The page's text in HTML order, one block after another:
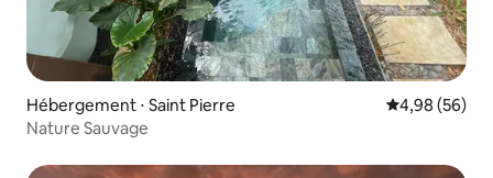
Hébergement ⋅ Saint Pierre Évaluation
4,98 (56)
Nature Sauvage